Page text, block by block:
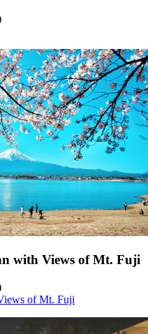
with Views of Mt. Fuji
of Mt. Fuji